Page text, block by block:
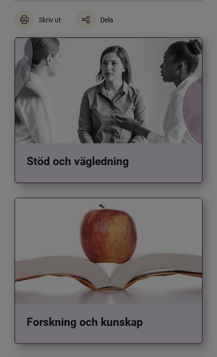
Skriv ut Dela
Stöd och vägledning
Forskning och kunskap